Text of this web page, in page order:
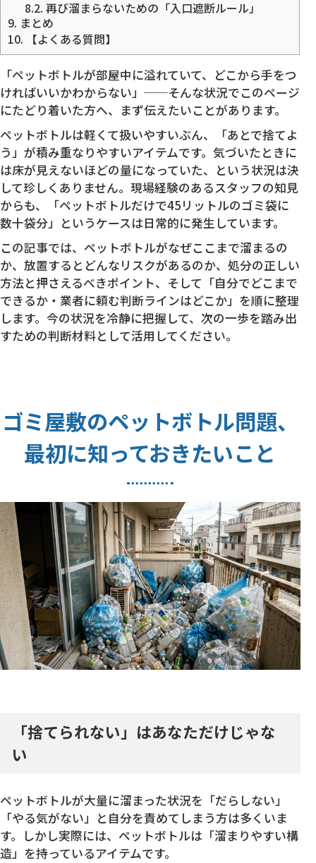
8.2. 再び溜まらないための「入口遮断ルール」
9. まとめ
10. 【よくある質問】
「ペットボトルが部屋中に溢れていて、どこから手をつ
ければいいかわからない」──そんな状況でこのページ
にたどり着いた方へ、まず伝えたいことがあります。
ペットボトルは軽くて扱いやすいぶん、「あとで捨てよ
う」が積み重なりやすいアイテムです。気づいたときに
は床が見えないほどの量になっていた、という状況は決
して珍しくありません。現場経験のあるスタッフの知見
からも、「ペットボトルだけで45リットルのゴミ袋に
数十袋分」というケースは日常的に発生しています。
この記事では、ペットボトルがなぜここまで溜まるの
か、放置するとどんなリスクがあるのか、処分の正しい
方法と押さえるべきポイント、そして「自分でどこまで
できるか・業者に頼む判断ラインはどこか」を順に整理
します。今の状況を冷静に把握して、次の一歩を踏み出
すための判断材料として活用してください。
ゴミ屋敷のペットボトル問題、
最初に知っておきたいこと
「捨てられない」はあなただけじゃな
い
ペットボトルが大量に溜まった状況を「だらしない」
「やる気がない」と自分を責めてしまう方は多くいま
す。しかし実際には、ペットボトルは「溜まりやすい構
造」を持っているアイテムです。